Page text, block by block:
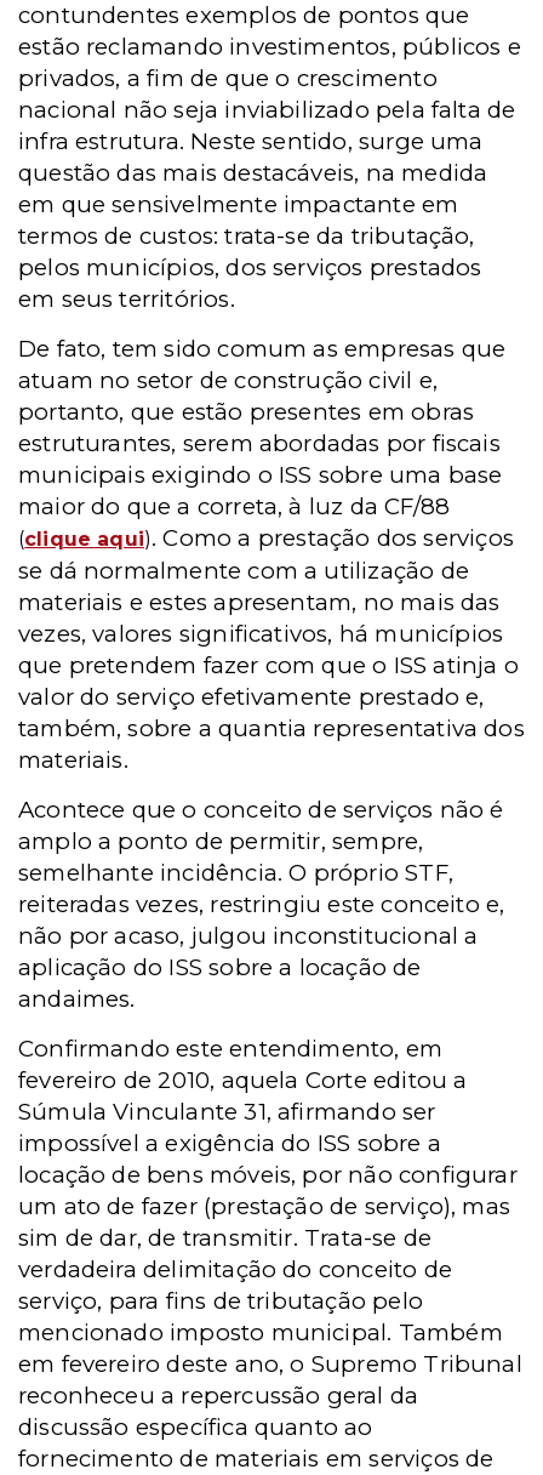
contundentes exemplos de pontos que
estão reclamando investimentos, públicos e
privados, a fim de que o crescimento
nacional não seja inviabilizado pela falta de
infra estrutura. Neste sentido, surge uma
questão das mais destacáveis, na medida
em que sensivelmente impactante em
termos de custos: trata-se da tributação,
pelos municípios, dos serviços prestados
em seus territórios.
De fato, tem sido comum as empresas que
atuam no setor de construção civil e,
portanto, que estão presentes em obras
estruturantes, serem abordadas por fiscais
municipais exigindo o ISS sobre uma base
maior do que a correta, à luz da CF/88
(clique aqui). Como a prestação dos serviços
se dá normalmente com a utilização de
materiais e estes apresentam, no mais das
vezes, valores significativos, há municípios
que pretendem fazer com que o ISS atinja o
valor do serviço efetivamente prestado e,
também, sobre a quantia representativa dos
materiais.
Acontece que o conceito de serviços não é
amplo a ponto de permitir, sempre,
semelhante incidência. O próprio STF,
reiteradas vezes, restringiu este conceito e,
não por acaso, julgou inconstitucional a
aplicação do ISS sobre a locação de
andaimes.
Confirmando este entendimento, em
fevereiro de 2010, aquela Corte editou a
Súmula Vinculante 31, afirmando ser
impossível a exigência do ISS sobre a
locação de bens móveis, por não configurar
um ato de fazer (prestação de serviço), mas
sim de dar, de transmitir. Trata-se de
verdadeira delimitação do conceito de
serviço, para fins de tributação pelo
mencionado imposto municipal. Também
em fevereiro deste ano, o Supremo Tribunal
reconheceu a repercussão geral da
discussão específica quanto ao
fornecimento de materiais em serviços de